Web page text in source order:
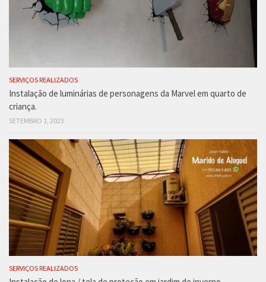
SERVIÇOS REALIZADOS
Instalação de luminárias de personagens da Marvel em quarto de
criança.
SETEMBRO 1, 2023
SERVIÇOS REALIZADOS